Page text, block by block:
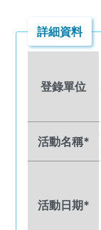
詳細資料
登錄單位
活動名稱*
活動日期*